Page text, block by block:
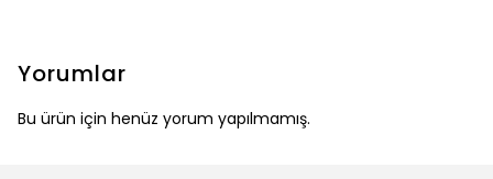
Yorumlar
Bu ürün için henüz yorum yapılmamış.